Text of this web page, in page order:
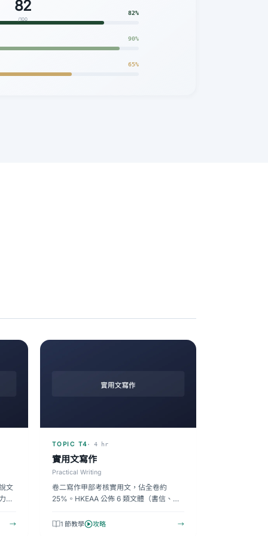
82
/100
82%
90%
65%
文
。
→
TOPIC T4· 4 hr
實用文寫作
Practical Writing
卷二寫作甲部考核實用文，佔全卷約
25%。HKEAA 公佈 6 類文體（書信、通
每類有…
1 節教學 攻略 →